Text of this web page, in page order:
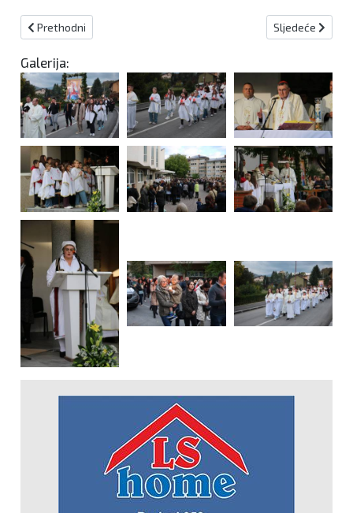
Prethodni članak: Asfaltirano više dionica lokalnih cesta u Vitezu
Prethodni Sljedeći
Sljedeće
Galerija: